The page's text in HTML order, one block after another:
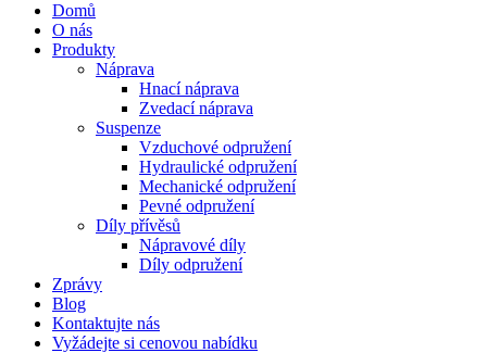
Domů
O nás
Produkty
Náprava
Hnací náprava
Zvedací náprava
Suspenze
Vzduchové odpružení
Hydraulické odpružení
Mechanické odpružení
Pevné odpružení
Díly přívěsů
Nápravové díly
Díly odpružení
Zprávy
Blog
Kontaktujte nás
Vyžádejte si cenovou nabídku